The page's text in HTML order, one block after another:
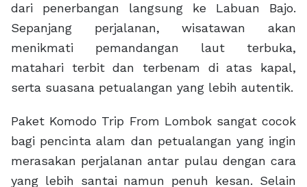
dari penerbangan langsung ke Labuan Bajo.
Sepanjang perjalanan, wisatawan akan
menikmati pemandangan laut terbuka,
matahari terbit dan terbenam di atas kapal,
serta suasana petualangan yang lebih autentik.
Paket Komodo Trip From Lombok sangat cocok
bagi pencinta alam dan petualangan yang ingin
merasakan perjalanan antar pulau dengan cara
yang lebih santai namun penuh kesan. Selain